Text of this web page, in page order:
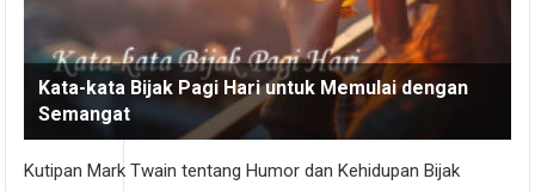
Kata-kata Bijak Pagi Hari untuk Memulai dengan
Semangat
Kutipan Mark Twain tentang Humor dan Kehidupan Bijak